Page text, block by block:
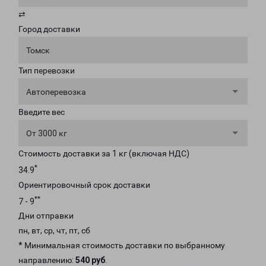
⇄
Город доставки
Томск
Тип перевозки
Автоперевозка
Введите вес
От 3000 кг
Стоимость доставки за 1 кг (включая НДС)
34.9*
Ориентировочный срок доставки
7 - 9**
Дни отправки
пн, вт, ср, чт, пт, сб
* Минимальная стоимость доставки по выбранному
направлению: 540 руб.